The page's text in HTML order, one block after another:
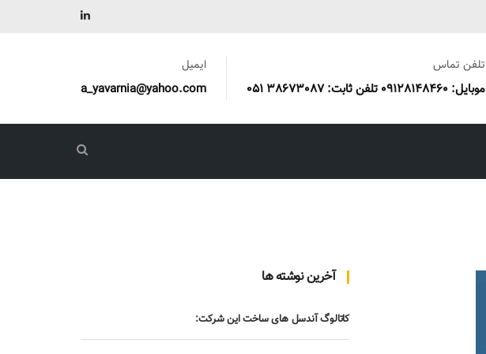
تلفن تماس
موبایل: 09128148460 تلفن ثابت: 38673087 051
ایمیل
a_yavarnia@yahoo.com
آخرین نوشته ها
کاتالوگ آندسل های ساخت این شرکت: